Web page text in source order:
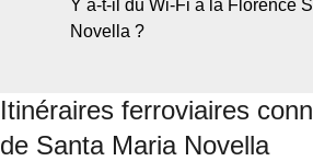
Y a-t-il du Wi-Fi à la Florence
Novella ?
Itinéraires ferroviaires
de Santa Maria Novella